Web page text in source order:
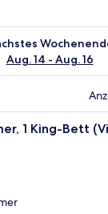
Aug. 7 - Aug.
Aug. 14 - Aug. 16
Verfügbarkeit
Tisch und Ein
1 King-Bett